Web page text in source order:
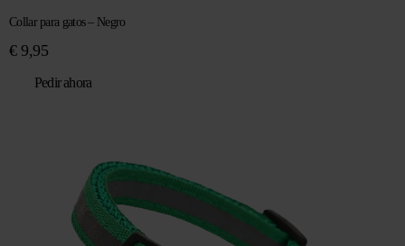
Collar para gatos – Negro
€9,95
Pedir ahora